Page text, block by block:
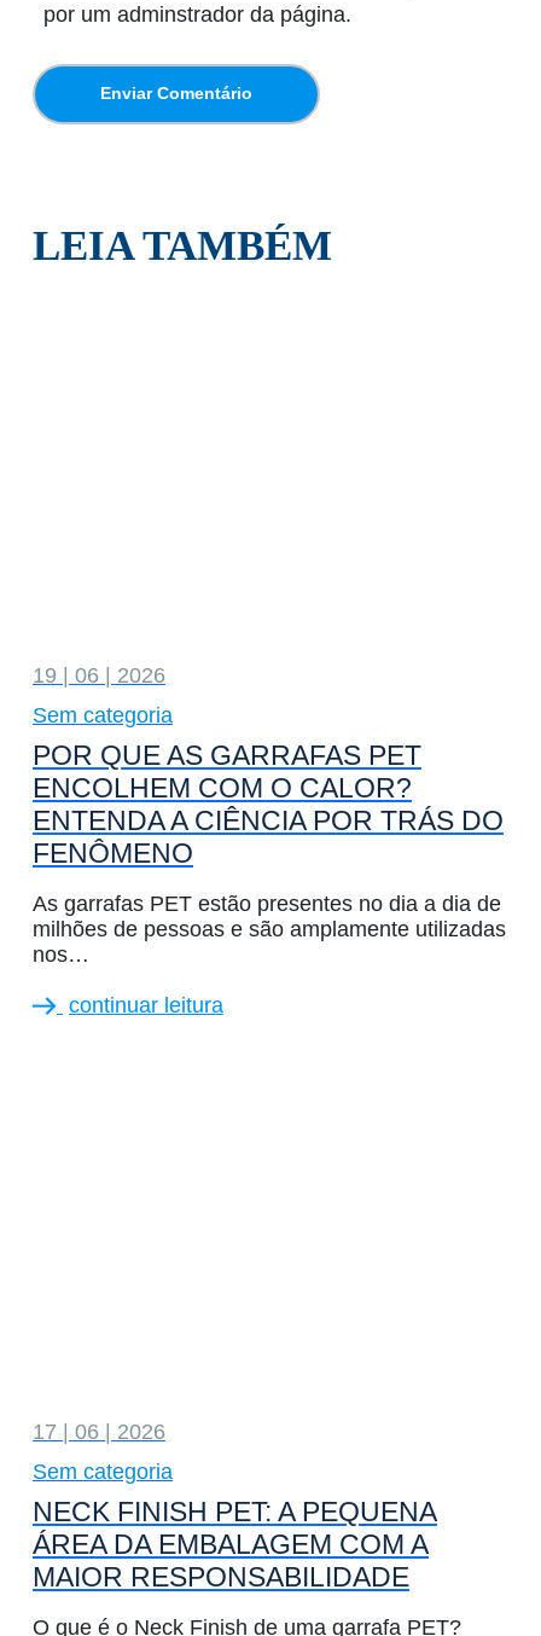
por um adminstrador da página.
LEIA TAMBÉM
19 | 06 | 2026
Sem categoria
POR QUE AS GARRAFAS PET
ENCOLHEM COM O CALOR?
ENTENDA A CIÊNCIA POR TRÁS DO
FENÔMENO
As garrafas PET estão presentes no dia a dia de
milhões de pessoas e são amplamente utilizadas
nos…
continuar leitura
17 | 06 | 2026
Sem categoria
NECK FINISH PET: A PEQUENA
ÁREA DA EMBALAGEM COM A
MAIOR RESPONSABILIDADE
O que é o Neck Finish de uma garrafa PET?